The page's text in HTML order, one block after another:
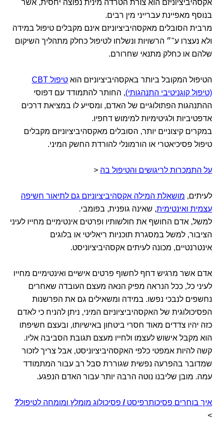
אקסהיביציוניזם הוא צורת הטרדה מינית נפוצה יחסית, אשר
בנוסף מאפיינת עברייני מין רבים.
מרבית הסובלים מאקסהיביציוניזם אינם מקבלים טיפול במידה
ולא נעצרו ע"״ הרשויות ונשלחו לטיפול כחלק מתהליך השיקום
שלהם או כחלק מתנאי שחרורם.
הטיפול המקובל ביותר באקסהיביציוניזם הוא
טיפול CBT
(טיפול קוגניטיבי התנהגותי), החותר להתמודד עם דפוסי
ההתנהגות הפתולוגיים של האדם, ומסייע לו במציאת דרכים
אדפטיביות ולגיטימיות למימוש דחפיו.
במקרים קיצוניים יותר, הסובלים מאקסהיביציוניזם מקבלים
טיפול פסיכיאטרי או הורמונלי להורדת החשק המיני.
על התמכרות לריגושים והטיפול בה <
לעיתים, מושאלת המילה אקסהיביציוניזם גם לתיאור חשיפה
עצמית ואינטימית, שאינה גופנית, בפומבי.
למשל, אדם החושף את חולשותיו ופרטים אינטימיים מחייו לעיני
הציבור, למשל במסגרת תוכניות ריאליטי או בלוגים
אינטרנטיים, מכונה לעיתים אקסהיביציוניסט.
אדם אשר מרגיש דחף לחשוף פרטים אישיים ואינטימיים מחייו
לעיני כל, ככל הנראה מפיק הנאה מעצם העובדה שאחרים
נחשפים לנבכי נפשו. במידה ומשאילים גם את הפרשנות
הפסיכולוגית של האקסהיביציוניזם המיני, ניתן להניח כי לאדם
כזה יהיו צדדים מאוד חסרי ביטחון באישיותו, ובעצם חשיפתו
הוא מקבל אישוש לעצמו ולחייו מעצם תגובת הסביבה אליו.
קשה להיות אמפטי כלפי האקסהיביציוניסט, אבל צריך לזכור
שמדובר בהפרעה נפשית שגוררת סבל רב עבור המתמודד
עמה. מובן שליבנו נוטה הרבה יותר עבור האדם הנפגע.
איך בוחרים פסיכותרפיסט / פסיכולוג מומלץ ומומחה לטיפול?
>